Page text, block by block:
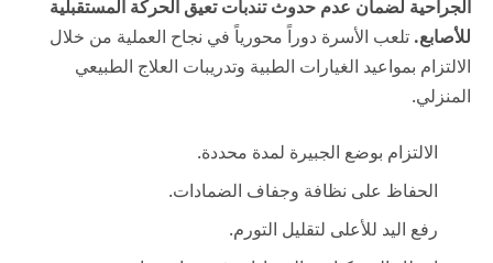
الجراحية لضمان عدم حدوث تندبات تعيق الحركة المستقبلية
للأصابع. تلعب الأسرة دوراً محورياً في نجاح العملية من خلال
الالتزام بمواعيد الغيارات الطبية وتدريبات العلاج الطبيعي
المنزلي.
الالتزام بوضع الجبيرة لمدة محددة.
الحفاظ على نظافة وجفاف الضمادات.
رفع اليد للأعلى لتقليل التورم.